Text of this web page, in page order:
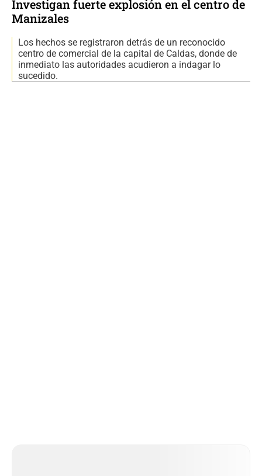
Investigan fuerte explosión en el centro de
Manizales
Los hechos se registraron detrás de un reconocido
centro de comercial de la capital de Caldas, donde de
inmediato las autoridades acudieron a indagar lo
sucedido.